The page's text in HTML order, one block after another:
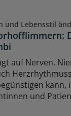
und Lebensstil
auf Nerven,
kann,
und